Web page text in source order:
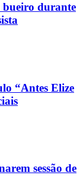
bueiro durante
“Antes Elize
sessão de